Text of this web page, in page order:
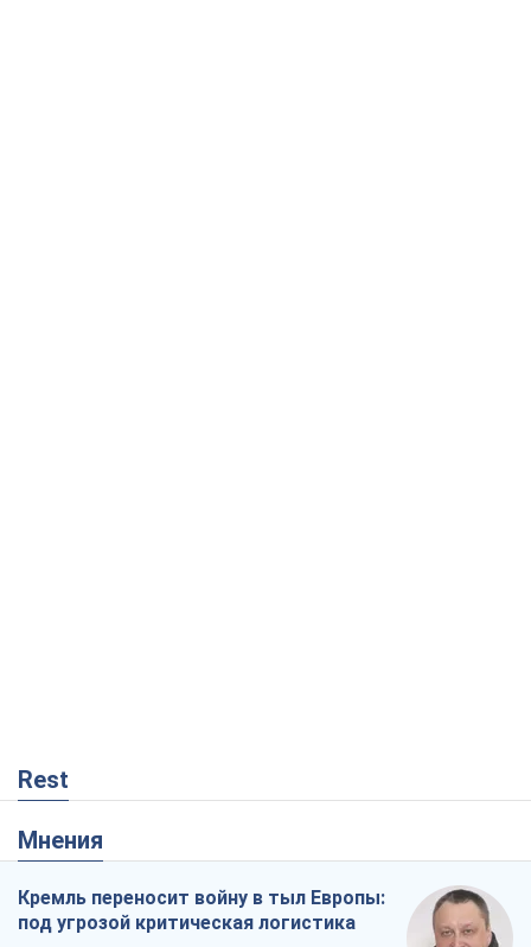
Rest
Мнения
Кремль переносит войну в тыл Европы:
под угрозой критическая логистика